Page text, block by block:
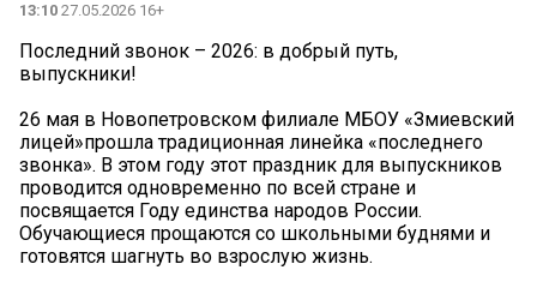
13:10 27.05.2026 16+
Последний звонок – 2026: в добрый путь,
выпускники!
26 мая в Новопетровском филиале МБОУ «Змиевский
лицей»прошла традиционная линейка «последнего
звонка». В этом году этот праздник для выпускников
проводится одновременно по всей стране и
посвящается Году единства народов России.
Обучающиеся прощаются со школьными буднями и
готовятся шагнуть во взрослую жизнь.